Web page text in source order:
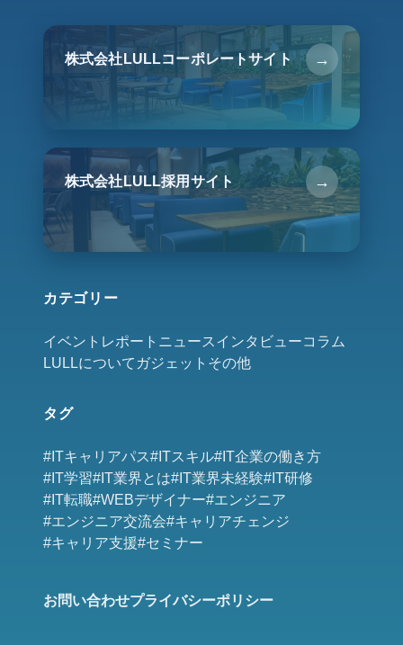
カテゴリー
イベントレポート ニュース インタビューコラム
LULLについて ガジェット その他
タグ
#ITキャリアパス#ITスキル#IT企業の働き方
#IT学習#IT業界とは#IT業界未経験#IT研修
#IT転職#WEBデザイナー#エンジニア
#エンジニア交流会#キャリアチェンジ
#キャリア支援#セミナー
お問い合わせプライバシーポリシー
株式会社LULLコーポレートサイト →
株式会社LULL採用サイト →